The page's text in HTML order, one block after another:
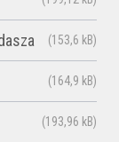
(153,6 kB)
(164,9 kB)
(193,96 kB)